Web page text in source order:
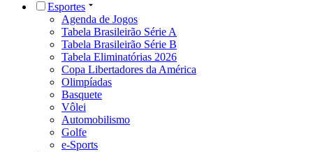
Esportes
Agenda de Jogos
Tabela Brasileirão Série A
Tabela Brasileirão Série B
Tabela Eliminatórias 2026
Copa Libertadores da América
Olimpíadas
Basquete
Vôlei
Automobilismo
Golfe
e-Sports